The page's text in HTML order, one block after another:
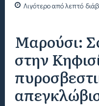
Λιγότερο απόλεπτό
Μαρούσι:
στην